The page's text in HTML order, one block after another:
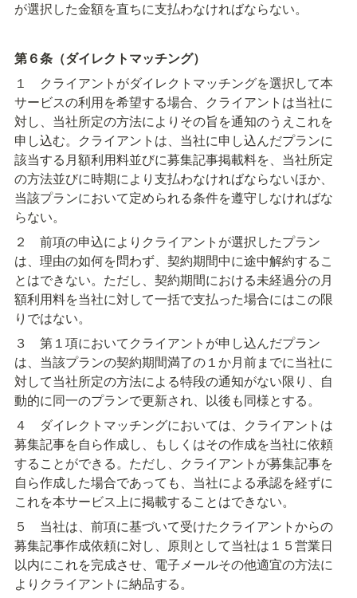
が選択した金額を直ちに支払わなければならない。
第６条（ダイレクトマッチング）
１　クライアントがダイレクトマッチングを選択して本
サービスの利用を希望する場合、クライアントは当社に
対し、当社所定の方法によりその旨を通知のうえこれを
申し込む。クライアントは、当社に申し込んだプランに
該当する月額利用料並びに募集記事掲載料を、当社所定
の方法並びに時期により支払わなければならないほか、
当該プランにおいて定められる条件を遵守しなければな
らない。
２　前項の申込によりクライアントが選択したプラン
は、理由の如何を問わず、契約期間中に途中解約するこ
とはできない。ただし、契約期間における未経過分の月
額利用料を当社に対して一括で支払った場合にはこの限
りではない。
３　第１項においてクライアントが申し込んだプラン
は、当該プランの契約期間満了の１か月前までに当社に
対して当社所定の方法による特段の通知がない限り、自
動的に同一のプランで更新され、以後も同様とする。
４　ダイレクトマッチングにおいては、クライアントは
募集記事を自ら作成し、もしくはその作成を当社に依頼
することができる。ただし、クライアントが募集記事を
自ら作成した場合であっても、当社による承認を経ずに
これを本サービス上に掲載することはできない。
５　当社は、前項に基づいて受けたクライアントからの
募集記事作成依頼に対し、原則として当社は１５営業日
以内にこれを完成させ、電子メールその他適宜の方法に
よりクライアントに納品する。